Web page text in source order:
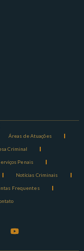
Áreas de Atuações
Criminal
Penais
Notícias Criminais
Frequentes